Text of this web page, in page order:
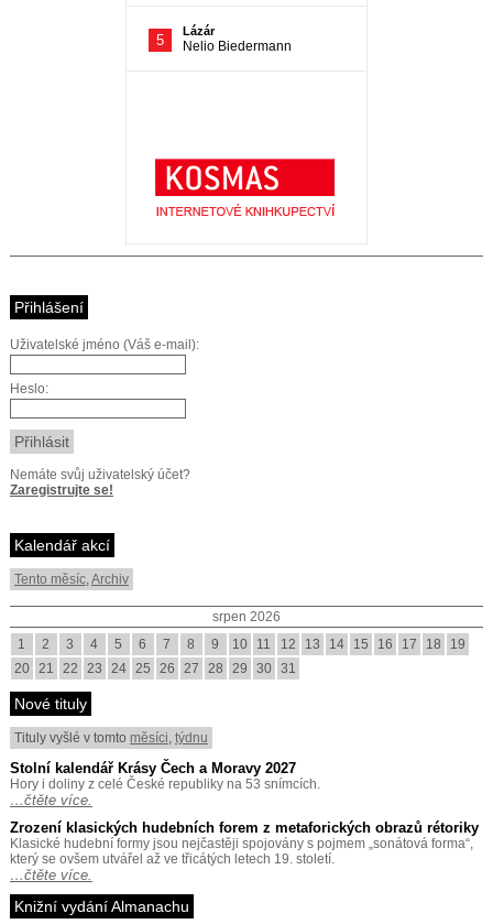
Přihlášení
Uživatelské jméno (Váš e-mail):
Heslo:
Nemáte svůj uživatelský účet?
Zaregistrujte se!
Kalendář akcí
Tento měsíc,Archiv
srpen 2026
1
2 3 4 5 6 7 8 9 10 11 12 13 14 15 16 17 18
19
20 21 22 23 24 25 26 27 28 29 30 31
Nové tituly
Tituly vyšlé v tomto měsíci, týdnu
Stolní kalendář Krásy Čech a Moravy 2027
Hory i doliny z celé České republiky na 53 snímcích.
…čtěte více.
Zrození klasických hudebních forem z metaforických obrazů rétoriky
Klasické hudební formy jsou nejčastěji spojovány s pojmem „sonátová forma“,
který se ovšem utvářel až ve třicátých letech 19. století.
…čtěte více.
Knižní vydání Almanachu